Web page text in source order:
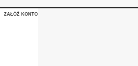
ZAŁÓŻ KONTO